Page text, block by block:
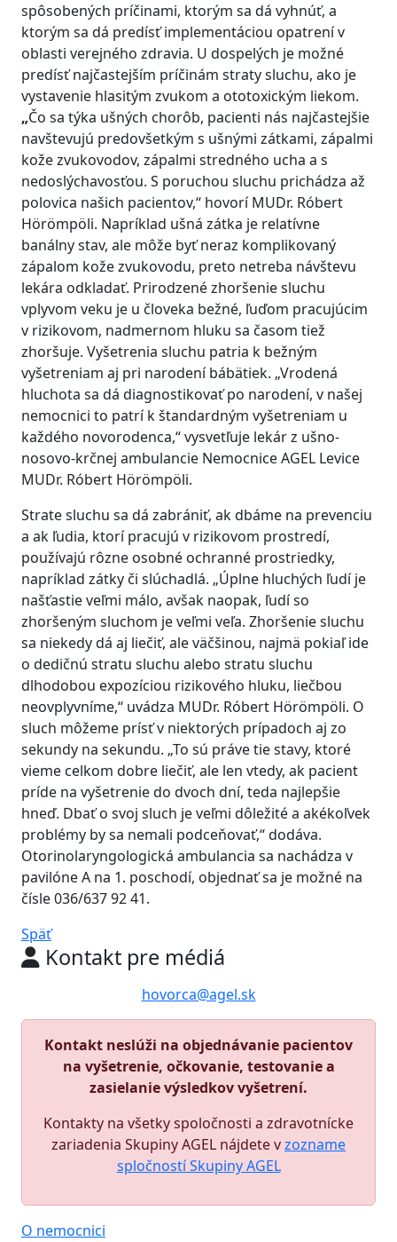
spôsobených príčinami, ktorým sa dá vyhnúť, a
ktorým sa dá predísť implementáciou opatrení v
oblasti verejného zdravia. U dospelých je možné
predísť najčastejším príčinám straty sluchu, ako je
vystavenie hlasitým zvukom a ototoxickým liekom.
„Čo sa týka ušných chorôb, pacienti nás najčastejšie
navštevujú predovšetkým s ušnými zátkami, zápalmi
kože zvukovodov, zápalmi stredného ucha a s
nedoslýchavosťou. S poruchou sluchu prichádza až
polovica našich pacientov,“ hovorí MUDr. Róbert
Hӧrӧmpӧli. Napríklad ušná zátka je relatívne
banálny stav, ale môže byť neraz komplikovaný
zápalom kože zvukovodu, preto netreba návštevu
lekára odkladať. Prirodzené zhoršenie sluchu
vplyvom veku je u človeka bežné, ľuďom pracujúcim
v rizikovom, nadmernom hluku sa časom tiež
zhoršuje. Vyšetrenia sluchu patria k bežným
vyšetreniam aj pri narodení bábätiek. „Vrodená
hluchota sa dá diagnostikovať po narodení, v našej
nemocnici to patrí k štandardným vyšetreniam u
každého novorodenca,“ vysvetľuje lekár z ušno-
nosovo-krčnej ambulancie Nemocnice AGEL Levice
MUDr. Róbert Hӧrӧmpӧli.
Strate sluchu sa dá zabrániť, ak dbáme na prevenciu
a ak ľudia, ktorí pracujú v rizikovom prostredí,
používajú rôzne osobné ochranné prostriedky,
napríklad zátky či slúchadlá. „Úplne hluchých ľudí je
našťastie veľmi málo, avšak naopak, ľudí so
zhoršeným sluchom je veľmi veľa. Zhoršenie sluchu
sa niekedy dá aj liečiť, ale väčšinou, najmä pokiaľ ide
o dedičnú stratu sluchu alebo stratu sluchu
dlhodobou expozíciou rizikového hluku, liečbou
neovplyvníme,“ uvádza MUDr. Róbert Hӧrӧmpӧli. O
sluch môžeme prísť v niektorých prípadoch aj zo
sekundy na sekundu. „To sú práve tie stavy, ktoré
vieme celkom dobre liečiť, ale len vtedy, ak pacient
príde na vyšetrenie do dvoch dní, teda najlepšie
hneď. Dbať o svoj sluch je veľmi dôležité a akékoľvek
problémy by sa nemali podceňovať,“ dodáva.
Otorinolaryngologická ambulancia sa nachádza v
pavilóne A na 1. poschodí, objednať sa je možné na
čísle 036/637 92 41.
Späť
Kontakt pre médiá
hovorca@agel.sk
Kontakt neslúži na objednávanie pacientov
na vyšetrenie, očkovanie, testovanie a
zasielanie výsledkov vyšetrení.
Kontakty na všetky spoločnosti a zdravotnícke
zariadenia Skupiny AGEL nájdete vzozname
spločností Skupiny AGEL
O nemocnici